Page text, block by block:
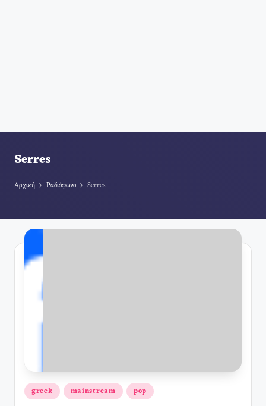
Serres
Αρχική Ραδιόφωνο Serres
Αναρτήθηκε
σε
greek mainstream pop